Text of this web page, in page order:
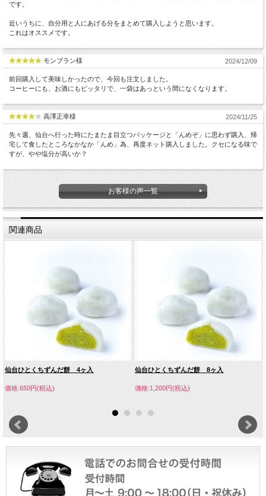
です。
近いうちに、自分用と人にあげる分をまとめて購入しようと思います。
これはオススメです。
モンブラン様 2024/12/09
前回購入して美味しかったので、今回も注文しました。
コーヒーにも、お酒にもピッタリで、一袋はあっという間になくなります。
高澤正幸様 2024/11/25
先々週、仙台へ行った時にたまたま目立つパッケージと「んめぞ」に思わず購入、帰
宅して食したところなかなか「んめ」為、再度ネット購入しました。クセになる味で
すが、やや塩分が高いか？
お客様の声一覧
関連商品
仙台ひとくちずんだ餅 4ヶ入
価格:650円(税込)
仙台ひとくちずんだ餅 8ヶ入
価格:1,200円(税込)